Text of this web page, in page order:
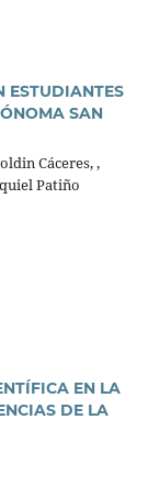
ESTUDIANTES
SAN
Cáceres, ,
Patiño
EN LA
DE LA